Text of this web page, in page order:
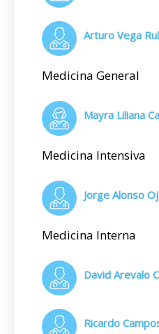
Arturo Vega
Medicina General
Mayra Liliana
Medicina Intensiva
Jorge Alonso
Medicina Interna
David Arevalo
Ricardo